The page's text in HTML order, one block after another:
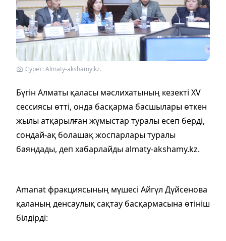
Сурет: Almaty-akshamy.kz.
Бүгін Алматы қаласы мәслихатының кезекті XV
сессиясы өтті, онда басқарма басшылары өткен
жылы атқарылған жұмыстар туралы есеп берді,
сондай-ақ болашақ жоспарлары туралы
баяндады, деп хабарлайды аlmaty-akshamy.kz.
Аmanat фракциясының мүшесі Айгүл Дүйсенова
қаланың денсаулық сақтау басқармасына өтініш
білдірді: